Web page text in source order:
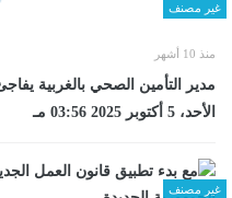
غير مصنف
منذ 10 أشهر
مدير التأمين الصحي بالغربية
الأحد، 5 أكتوبر 2025 03:56 مـ
غير مصنف